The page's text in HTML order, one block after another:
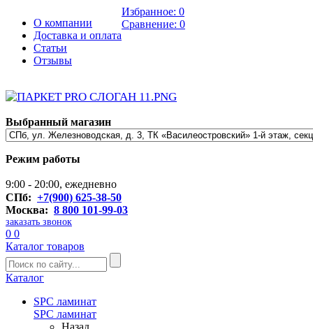
О компании
Доставка и оплата
Статьи
Отзывы
Избранное: 0
Сравнение: 0
Выбранный магазин
Режим работы
9:00 - 20:00, ежедневно
СПб: +7(900) 625-38-50
Москва: 8 800 101-99-03
заказать звонок
0 0
Каталог товаров
Каталог
SPC ламинат
SPC ламинат
Назад